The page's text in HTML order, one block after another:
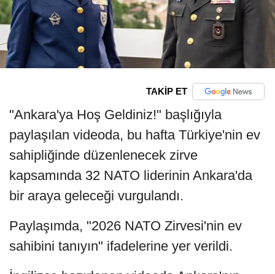
TAKİP ET
"Ankara'ya Hoş Geldiniz!" başlığıyla
paylaşılan videoda, bu hafta Türkiye'nin ev
sahipliğinde düzenlenecek zirve
kapsamında 32 NATO liderinin Ankara'da
bir araya geleceği vurgulandı.
Paylaşımda, "2026 NATO Zirvesi'nin ev
sahibini tanıyın" ifadelerine yer verildi.